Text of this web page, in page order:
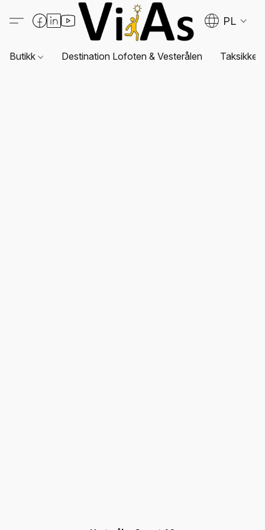
PL
Butikk Destination Lofoten & Vesterålen